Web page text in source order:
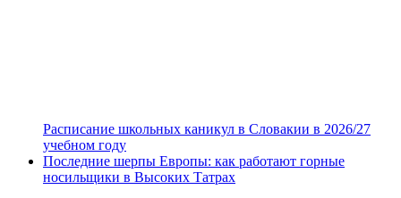
Расписание школьных каникул в Словакии в 2026/27
учебном году
Последние шерпы Европы: как работают горные
носильщики в Высоких Татрах